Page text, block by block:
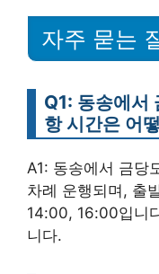
자주 묻는
Q1: 동송에서
항 시간은 어
A1: 동송에서 금당
차례 운행되며, 출
14:00, 16:00입니
니다.